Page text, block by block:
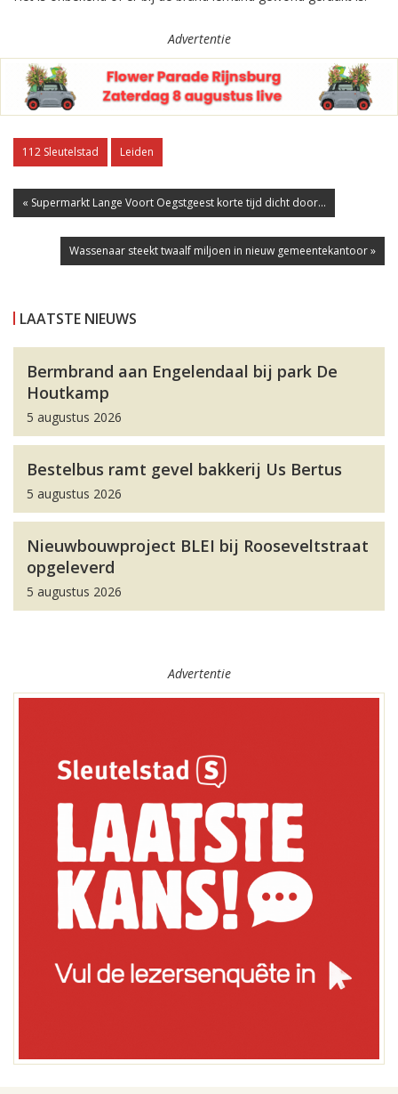
Advertentie
112 Sleutelstad Leiden
« Supermarkt Lange Voort Oegstgeest korte tijd dicht door...
Wassenaar steekt twaalf miljoen in nieuw gemeentekantoor »
LAATSTE NIEUWS
Bermbrand aan Engelendaal bij park De
Houtkamp
5 augustus 2026
Bestelbus ramt gevel bakkerij Us Bertus
5 augustus 2026
Nieuwbouwproject BLEI bij Rooseveltstraat
opgeleverd
5 augustus 2026
Advertentie